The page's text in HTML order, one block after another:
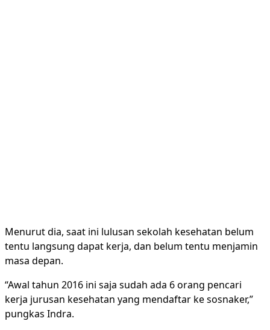
Menurut dia, saat ini lulusan sekolah kesehatan belum
tentu langsung dapat kerja, dan belum tentu menjamin
masa depan.
“Awal tahun 2016 ini saja sudah ada 6 orang pencari
kerja jurusan kesehatan yang mendaftar ke sosnaker,”
pungkas Indra.